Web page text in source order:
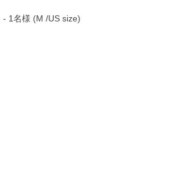
1名様 (M /US size)